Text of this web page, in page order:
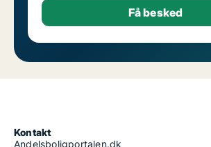
Kontakt
Andelsboligportalen.dk